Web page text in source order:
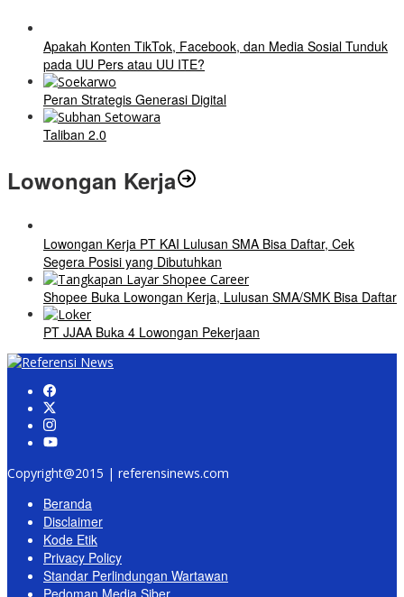
Apakah Konten TikTok, Facebook, dan Media Sosial Tunduk
pada UU Pers atau UU ITE?
Peran Strategis Generasi Digital
Taliban 2.0
Lowongan Kerja
Lowongan Kerja PT KAI Lulusan SMA Bisa Daftar, Cek
Segera Posisi yang Dibutuhkan
Shopee Buka Lowongan Kerja, Lulusan SMA/SMK Bisa Daftar
PT JJAA Buka 4 Lowongan Pekerjaan
Copyright@2015 | referensinews.com
Beranda
Disclaimer
Kode Etik
Privacy Policy
Standar Perlindungan Wartawan